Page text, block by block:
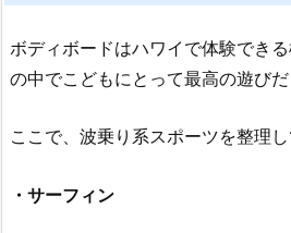
ボディボードはハワイで体験でき
の中でこどもにとって最高の遊びだ
ここで、波乗り系スポーツを整理し
・サーフィン